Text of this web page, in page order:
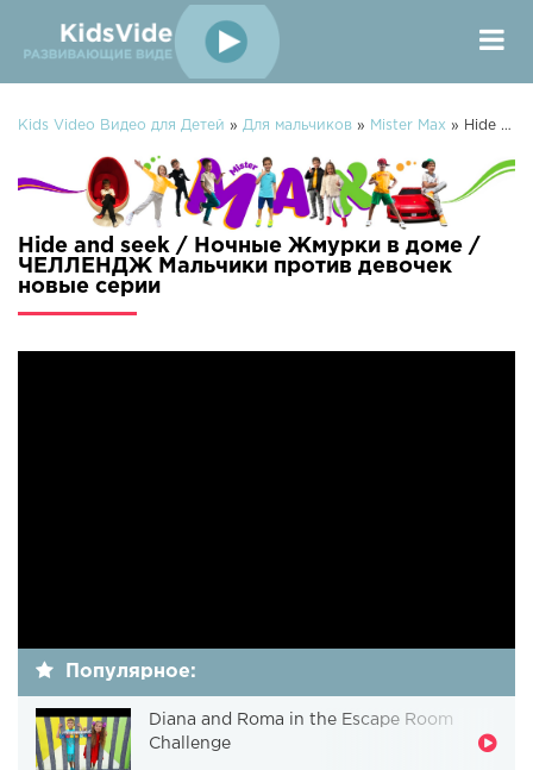
Kids Video Видео для Детей » Для мальчиков » Mister Max » Hide and seek / Ночные Жмурки в доме / ЧЕЛЛЕНДЖ Мальчики против девочек
Hide and seek / Ночные Жмурки в доме /
ЧЕЛЛЕНДЖ Мальчики против девочек
новые серии
Популярное:
Diana and Roma in the Escape Room
Challenge